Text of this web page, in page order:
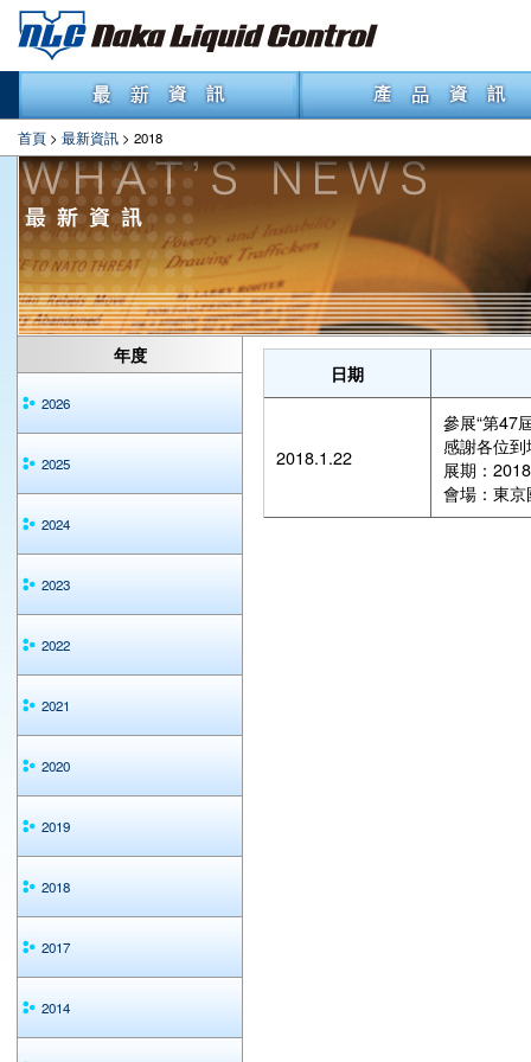
首頁 > 最新資訊 > 2018
日期
2018.1.22
參展“第47
感謝各位
展期：
會場：東
年度
2026
2025
2024
2023
2022
2021
2020
2019
2018
2017
2014